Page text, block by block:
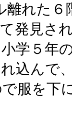
離れた
発見さ
学５年
込んで
服を下